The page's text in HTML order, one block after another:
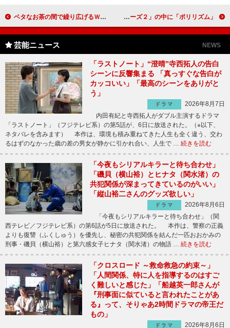
ベタなお茶の間で繰り広げるＷボケコント 笑い飯が関西地域限定ＣＭに出演 Ｐｅｒｆｕｍｅ、映画の挿入歌で世界進出！ 映画「カーズ２」の中に「ポリリズム」
芸能ニュース NEWS
「ラストノート」“澄晴”寺西拓人の告白
シーンに反響集まる 「真っすぐな告白が
カッコいい」「最高のシーンをありがと
う」
ドラマ
2026年8月7日
内田有紀と寺西拓人がダブル主演するドラマ
「ラストノート」（フジテレビ系）の第5話が、6日に放送された。（※以下、
ネタバレを含みます） 本作は、環境も積み重ねてきた人生も全く違う、交わ
るはずのなかった歳の差の男女が静かに引かれ合い、人生で … 続きを読む
「今夜もシリアルキラーと待ち合わせ」
「磯貝（横山裕）とヒナタ（関水渚）の
共犯関係が深まってきているのがいい」
「縦山裕二さんのグッズ欲しい」
ドラマ
2026年8月6日
「今夜もシリアルキラーと待ち合わせ」（関
西テレビ／フジテレビ系）の第6話が5日に放送された。 本作は、警察の正義
よりも復讐（ふくしゅう）を優先し、秘密の共犯関係を結んだ一匹おおかみの
刑事・磯貝（横山裕）と第六感女子ヒナタ（関水渚）の物語 … 続きを読む
「クロスロード ～救命救急の約束～」
「人間関係、特に人を指導するのはすご
く難しいと感じた」「船越英一郎さんが
『刑事面に似ていると言われたことがあ
る』って、そりゃあ2時間ドラマの帝王だ
もの」
ドラマ
2026年8月6日